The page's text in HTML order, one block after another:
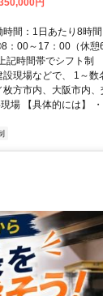
り自転車約8分※本社
円
間：1日あたり8時
：00～17：00（休
記時間帯でシフト制
現場などで、 1～
方市内、大阪市内
場 【具体的には】